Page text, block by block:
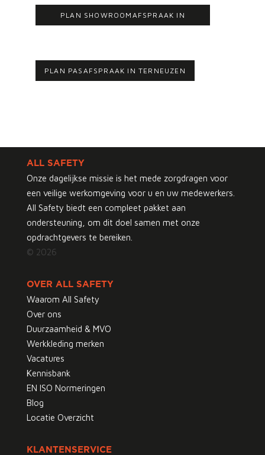
PLAN SHOWROOMAFSPRAAK IN
PLAN PASAFSPRAAK IN TERNEUZEN
ALL SAFETY
Onze dagelijkse missie is het mede zorgdragen voor
een veilige werkomgeving voor u en uw medewerkers.
All Safety biedt een compleet pakket aan
ondersteuning, om dit doel samen met onze
opdrachtgevers te bereiken.
© 2026
OVER ALL SAFETY
Waarom All Safety
Over ons
Duurzaamheid & MVO
Werkkleding merken
Vacatures
Kennisbank
EN ISO Normeringen
Blog
Locatie Overzicht
KLANTENSERVICE